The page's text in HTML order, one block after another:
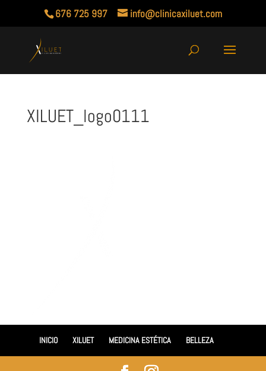
676 725 997 info@clinicaxiluet.com
XILUET_logo0111
INICIO XILUET MEDICINA ESTÉTICA BELLEZA